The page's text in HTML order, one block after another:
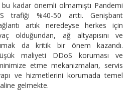
kadar önemli olmamıştı Pandemi
trafiği %40-50 arttı. Genişbant
artık neredeyse herkes için
olduğundan, ağ altyapısını ve
da kritik bir önem kazandı.
maliyeti DDoS koruması ve
etme mekanizmaları, servis
ve hizmetlerini korumada temel
gelmekte.